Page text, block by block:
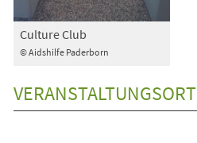
© Aidshilfe Paderborn
Culture Club
VERANSTALTUNGSORT